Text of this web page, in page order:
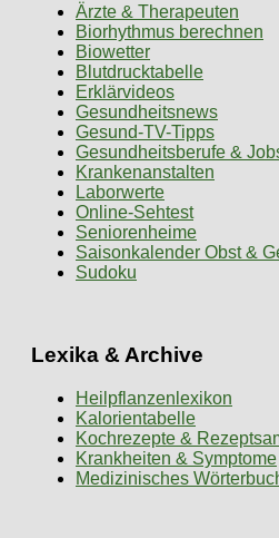
Ärzte & Therapeuten
Biorhythmus berechnen
Biowetter
Blutdrucktabelle
Erklärvideos
Gesundheitsnews
Gesund-TV-Tipps
Gesundheitsberufe &
Krankenanstalten
Laborwerte
Online-Sehtest
Seniorenheime
Saisonkalender Obst &
Sudoku
Lexika & Archive
Heilpflanzenlexikon
Kalorientabelle
Kochrezepte &
Krankheiten & Symptome
Medizinisches